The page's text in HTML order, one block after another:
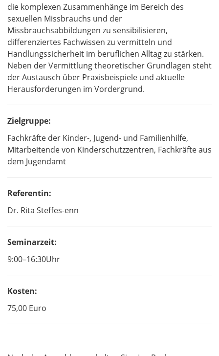
die komplexen Zusammenhänge im Bereich des
sexuellen Missbrauchs und der
Missbrauchsabbildungen zu sensibilisieren,
differenziertes Fachwissen zu vermitteln und
Handlungssicherheit im beruflichen Alltag zu stärken.
Neben der Vermittlung theoretischer Grundlagen steht
der Austausch über Praxisbeispiele und aktuelle
Herausforderungen im Vordergrund.
Zielgruppe:
Fachkräfte der Kinder-, Jugend- und Familienhilfe,
Mitarbeitende von Kinderschutzzentren, Fachkräfte aus
dem Jugendamt
Referentin:
Dr. Rita Steffes-enn
Seminarzeit:
9:00–16:30Uhr
Kosten:
75,00 Euro